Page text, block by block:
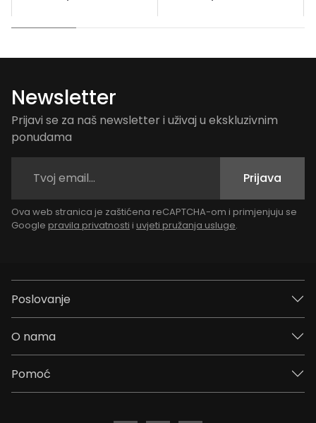
Newsletter
Prijavi se za naš newsletter i uživaj u ekskluzivnim
ponudama
Prijava
Ova web stranica je zaštićena reCAPTCHA-om i primjenjuju se
Google pravila privatnosti i uvjeti pružanja usluge.
Poslovanje
O nama
Pomoć